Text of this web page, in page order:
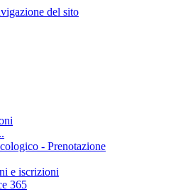
del sito
- Prenotazione
e iscrizioni
365